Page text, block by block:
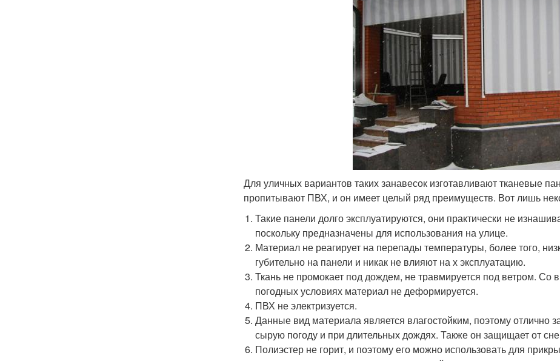
Для уличных вариантов таких занавесок изготавливают тканевые
пропитывают ПВХ, и он имеет целый ряд преимуществ. Вот лишь
Такие панели долго эксплуатируются, они практически не
поскольку предназначены для использования на улице.
Материал не реагирует на перепады температуры, более того,
губительно на панели и никак не влияют на х эксплуатацию.
Ткань не промокает под дождем, не травмируется под ветром. Со
погодных условиях материал не деформируется.
ПВХ не электризуется.
Данные вид материала является влагостойким, поэтому отлично
сырую погоду и при длительных дождях. Также он защищает от
Полиэстер не горит, и поэтому его можно использовать для